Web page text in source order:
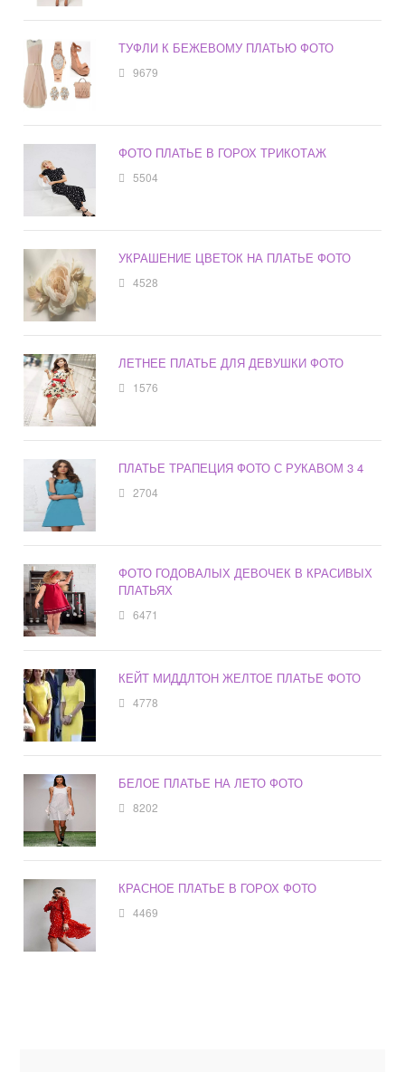
ТУФЛИ К БЕЖЕВОМУ ПЛАТЬЮ ФОТО
9679
ФОТО ПЛАТЬЕ В ГОРОХ ТРИКОТАЖ
5504
УКРАШЕНИЕ ЦВЕТОК НА ПЛАТЬЕ ФОТО
4528
ЛЕТНЕЕ ПЛАТЬЕ ДЛЯ ДЕВУШКИ ФОТО
1576
ПЛАТЬЕ ТРАПЕЦИЯ ФОТО С РУКАВОМ 3 4
2704
ФОТО ГОДОВАЛЫХ ДЕВОЧЕК В КРАСИВЫХ
ПЛАТЬЯХ
6471
КЕЙТ МИДДЛТОН ЖЕЛТОЕ ПЛАТЬЕ ФОТО
4778
БЕЛОЕ ПЛАТЬЕ НА ЛЕТО ФОТО
8202
КРАСНОЕ ПЛАТЬЕ В ГОРОХ ФОТО
4469